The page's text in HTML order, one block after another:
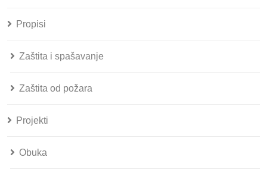
Propisi
Zaštita i spašavanje
Zaštita od požara
Projekti
Obuka